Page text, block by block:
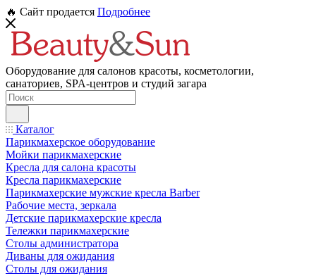
🔥 Сайт продается Подробнее
Оборудование для салонов красоты, косметологии,
санаториев, SPA-центров и студий загара
Каталог
Парикмахерское оборудование
Мойки парикмахерские
Кресла для салона красоты
Кресла парикмахерские
Парикмахерские мужские кресла Barber
Рабочие места, зеркала
Детские парикмахерские кресла
Тележки парикмахерские
Столы администратора
Диваны для ожидания
Столы для ожидания